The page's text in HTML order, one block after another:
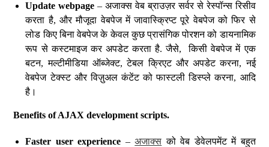
Update webpage – अजाक्स वेब ब्राउज़र सर्वर से रेस्पॉन्स रिसीव
करता है, और मौजूदा वेबपेज में जावास्क्रिप्ट पूरे वेबपेज को फिर से
लोड किए बिना वेबपेज के केवल कुछ प्रासंगिक पोरशन को डायनामिक
रूप से कस्टमाइज कर अपडेट करता है. जैसे, किसी वेबपेज में एक
बटन, मल्टीमीडिया ऑब्जेक्ट, टेबल क्रिएट और अपडेट करना, नई
वेबपेज टेक्स्ट और विज़ुअल कंटेंट को फास्टली डिस्प्ले करना, आदि
है।
Benefits of AJAX development scripts.
Faster user experience –अजाक्स को वेब डेवेलपमेंट में बहुत